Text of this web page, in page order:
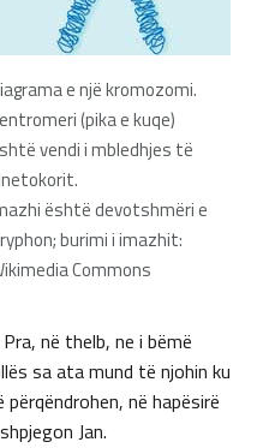
e një kromozomi.
(pika e kuqe)
vendi i mbledhjes të
është devotshmëri e
burimi i imazhit:
Commons
në thelb, ne i bëmë
sa ata mund të njohin ku
në hapësirë
Jan.